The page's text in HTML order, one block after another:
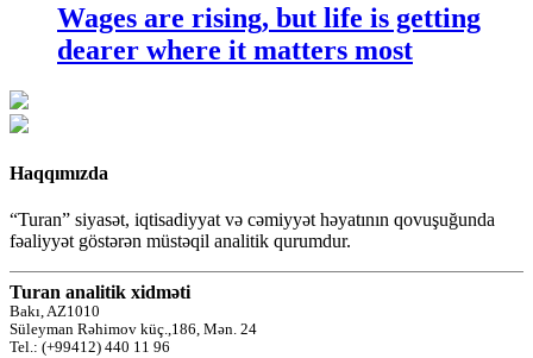
Wages are rising, but life is getting
dearer where it matters most
Haqqımızda
“Turan” siyasət, iqtisadiyyat və cəmiyyət həyatının qovuşuğunda
fəaliyyət göstərən müstəqil analitik qurumdur.
Turan analitik xidməti
Bakı, AZ1010
Süleyman Rəhimov küç.,186, Mən. 24
Tel.: (+99412) 440 11 96